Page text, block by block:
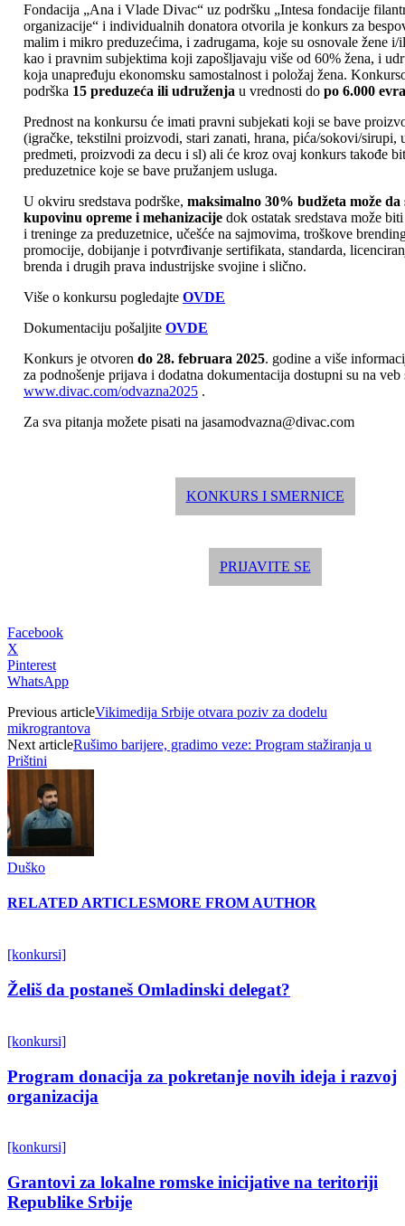
Fondacija „Ana i Vlade Divac“ uz podršku „Intesa fondacije
organizacije“ i individualnih donatora otvorila je konkurs za
malim i mikro preduzećima, i zadrugama, koje su osnovale žene i/
kao i pravnim subjektima koji zapošljavaju više od 60% žena, i
koja unapređuju ekonomsku samostalnost i položaj žena.
podrška 15 preduzeća ili udruženja u vrednosti do po 6.000 evra
Prednost na konkursu će imati pravni subjekati koji se bave
(igračke, tekstilni proizvodi, stari zanati, hrana, pića/sokovi/sirupi,
predmeti, proizvodi za decu i sl) ali će kroz ovaj konkurs takođe
preduzetnice koje se bave pružanjem usluga.
U okviru sredstava podrške, maksimalno 30% budžeta može da
kupovinu opreme i mehanizacije dok ostatak sredstava može
i treninge za preduzetnice, učešće na sajmovima, troškove
promocije, dobijanje i potvrđivanje sertifikata, standarda,
brenda i drugih prava industrijske svojine i slično.
Više o konkursu pogledajte OVDE
Dokumentaciju pošaljite OVDE
Konkurs je otvoren do 28. februara 2025. godine a više
za podnošenje prijava i dodatna dokumentacija dostupni su na veb
www.divac.com/odvazna2025 .
Za sva pitanja možete pisati na jasamodvazna@divac.com
KONKURS I SMERNICE
PRIJAVITE SE
Facebook
X
Pinterest
WhatsApp
Previous articleVikimedija Srbije otvara poziv za dodelu
mikrograntova
Next articleRušimo barijere, gradimo veze: Program stažiranja u
Prištini
Duško
RELATED ARTICLESMORE FROM AUTHOR
[konkursi]
Želiš da postaneš Omladinski delegat?
[konkursi]
Program donacija za pokretanje novih ideja i razvoj
organizacija
[konkursi]
Grantovi za lokalne romske inicijative na teritoriji
Republike Srbije